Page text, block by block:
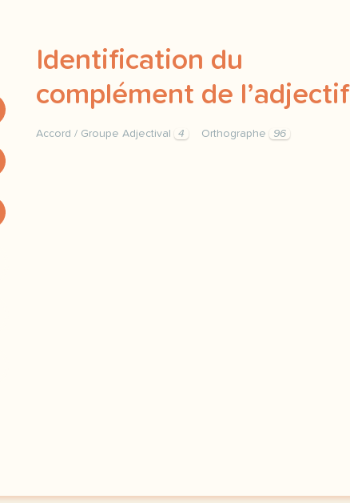
Identification du
complément de l’adjectif
Accord / Groupe Adjectival 4 Orthographe 96